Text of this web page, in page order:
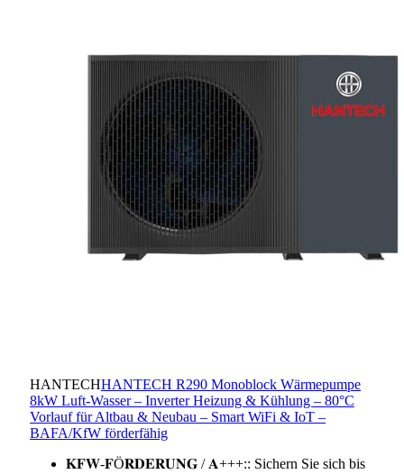
HANTECHHANTECH R290 Monoblock Wärmepumpe
8kW Luft-Wasser – Inverter Heizung & Kühlung – 80°C
Vorlauf für Altbau & Neubau – Smart WiFi & IoT –
BAFA/KfW förderfähig
𝐊𝐅𝐖-𝐅Ö𝐑𝐃𝐄𝐑𝐔𝐍𝐆 / 𝐀+++:: Sichern Sie sich bis